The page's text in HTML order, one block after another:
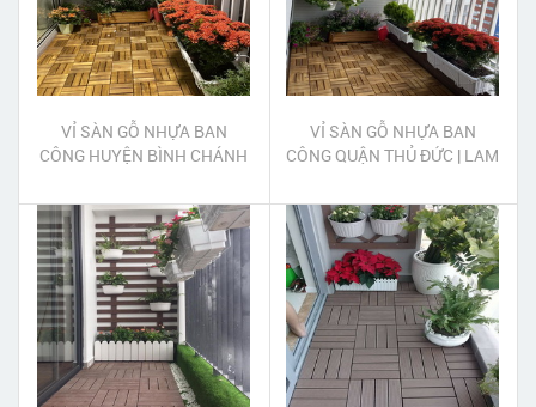
VỈ SÀN GỖ NHỰA BAN
CÔNG HUYỆN BÌNH CHÁNH
BAN CÔNG HUYỆN BÌNH
CHÁNH
VỈ SÀN GỖ NHỰA BAN
CÔNG QUẬN THỦ ĐỨC | LAM
CÔNG QUẬN THỦ ĐỨC